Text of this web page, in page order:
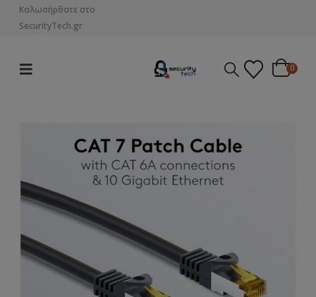
Καλωσήρθατε στο
SecurityTech.gr
0